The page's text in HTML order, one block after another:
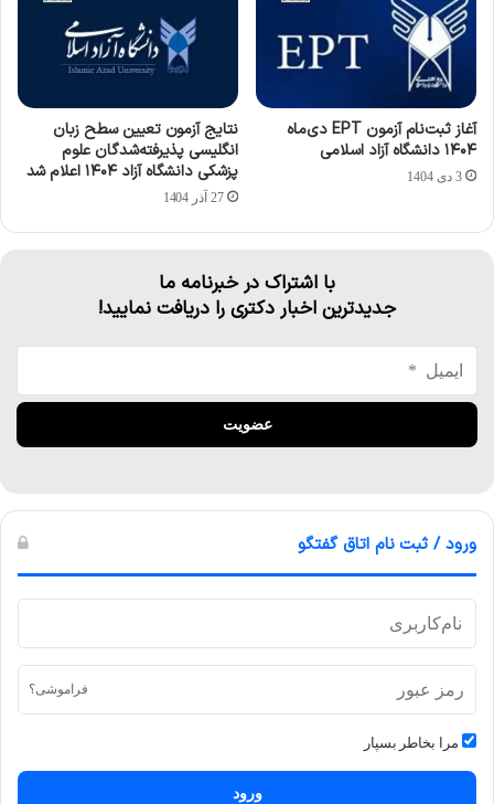
آغاز ثبت‌نام آزمون EPT دی‌ماه
۱۴۰۴ دانشگاه آزاد اسلامی
3 دی 1404
نتایج آزمون تعیین سطح زبان
انگلیسی پذیرفته‌شدگان علوم
پزشکی دانشگاه آزاد ۱۴۰۴ اعلام شد
27 آذر 1404
با اشتراک در خبرنامه ما
جدیدترین اخبار دکتری را دریافت نمایید!
ورود / ثبت نام اتاق گفتگو
فراموشی؟
مرا بخاطر بسپار
ورود